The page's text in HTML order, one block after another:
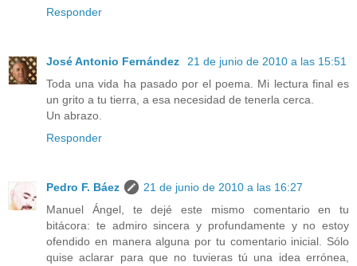
Responder
José Antonio Fernández
21 de junio de 2010 a las 15:51
Toda una vida ha pasado por el poema. Mi lectura final es
un grito a tu tierra, a esa necesidad de tenerla cerca.
Un abrazo.
Responder
Pedro F. Báez
21 de junio de 2010 a las 16:27
Manuel Ángel, te dejé este mismo comentario en tu
bitácora: te admiro sincera y profundamente y no estoy
ofendido en manera alguna por tu comentario inicial. Sólo
quise aclarar para que no tuvieras tú una idea errónea,